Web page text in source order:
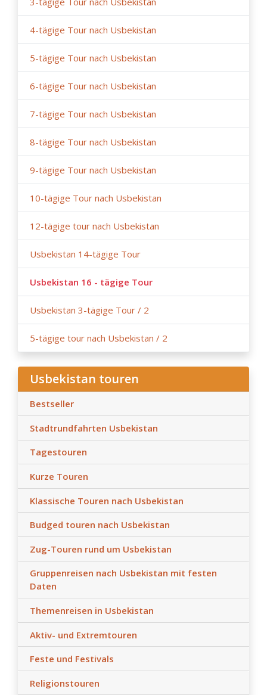
4-tägige Tour nach Usbekistan
5-tägige Tour nach Usbekistan
6-tägige Tour nach Usbekistan
7-tägige Tour nach Usbekistan
8-tägige Tour nach Usbekistan
9-tägige Tour nach Usbekistan
10-tägige Tour nach Usbekistan
12-tägige tour nach Usbekistan
Usbekistan 14-tägige Tour
Usbekistan 16 - tägige Tour
Usbekistan 3-tägige Tour / 2
5-tägige tour nach Usbekistan / 2
Usbekistan touren
Bestseller
Stadtrundfahrten Usbekistan
Tagestouren
Kurze Touren
Klassische Touren nach Usbekistan
Budged touren nach Usbekistan
Zug-Touren rund um Usbekistan
Gruppenreisen nach Usbekistan mit festen
Daten
Themenreisen in Usbekistan
Aktiv- und Extremtouren
Feste und Festivals
Religionstouren